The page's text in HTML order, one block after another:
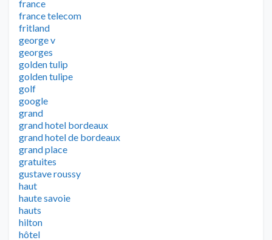
france
france telecom
fritland
george v
georges
golden tulip
golden tulipe
golf
google
grand
grand hotel bordeaux
grand hotel de bordeaux
grand place
gratuites
gustave roussy
haut
haute savoie
hauts
hilton
hôtel